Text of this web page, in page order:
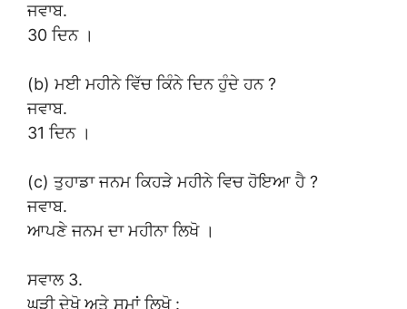
ਜਵਾਬ.
30 ਦਿਨ ।
(b) ਮਈ ਮਹੀਨੇ ਵਿੱਚ ਕਿੰਨੇ ਦਿਨ ਹੁੰਦੇ ਹਨ ?
ਜਵਾਬ.
31 ਦਿਨ ।
(c) ਤੁਹਾਡਾ ਜਨਮ ਕਿਹੜੇ ਮਹੀਨੇ ਵਿਚ ਹੋਇਆ ਹੈ ?
ਜਵਾਬ.
ਆਪਣੇ ਜਨਮ ਦਾ ਮਹੀਨਾ ਲਿਖੋ ।
ਸਵਾਲ 3.
ਘੜੀ ਦੇਖੋ ਅਤੇ ਸਮਾਂ ਲਿਖੋ :